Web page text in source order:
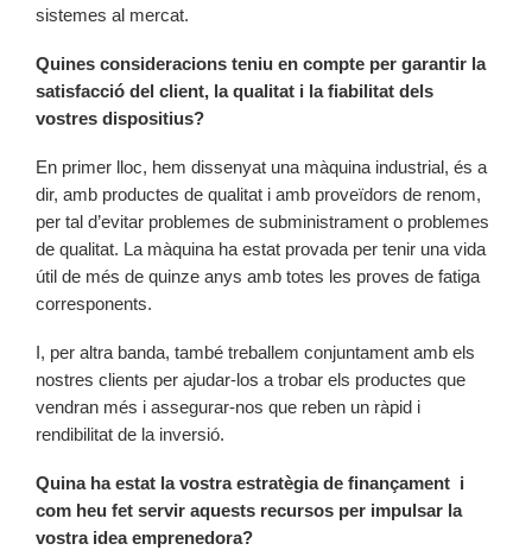
sistemes al mercat.
Quines consideracions teniu en compte per garantir la
satisfacció del client, la qualitat i la fiabilitat dels
vostres dispositius?
En primer lloc, hem dissenyat una màquina industrial, és a
dir, amb productes de qualitat i amb proveïdors de renom,
per tal d’evitar problemes de subministrament o problemes
de qualitat. La màquina ha estat provada per tenir una vida
útil de més de quinze anys amb totes les proves de fatiga
corresponents.
I, per altra banda, també treballem conjuntament amb els
nostres clients per ajudar-los a trobar els productes que
vendran més i assegurar-nos que reben un ràpid i
rendibilitat de la inversió.
Quina ha estat la vostra estratègia de finançament i
com heu fet servir aquests recursos per impulsar la
vostra idea emprenedora?